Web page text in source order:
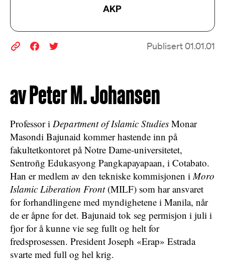
AKP
Publisert 01.01.01
av Peter M. Johansen
Professor i Department of Islamic Studies Monar
Masondi Bajunaid kommer hastende inn på
fakultetkontoret på Notre Dame-universitetet,
Sentroñg Edukasyong Pangkapayapaan, i Cotabato.
Han er medlem av den tekniske kommisjonen iMoro
Islamic Liberation Front(MILF) som har ansvaret
for forhandlingene med myndighetene i Manila, når
de er åpne for det. Bajunaid tok seg permisjon i juli i
fjor for å kunne vie seg fullt og helt for
fredsprosessen. President Joseph «Erap» Estrada
svarte med full og hel krig.